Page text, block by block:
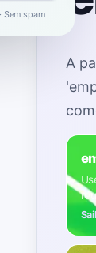
A
Sem spam